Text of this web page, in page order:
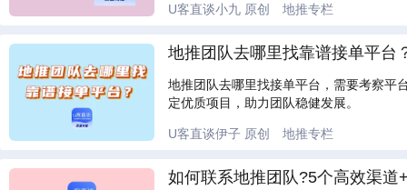
U客直谈小九 原创 地推专栏
地推团队去哪里找靠谱接单平台
地推团队去哪里找接单平台，需要考察平
定优质项目，助力团队稳健发展。
U客直谈伊子 原创 地推专栏
如何联系地推团队?5个高效渠